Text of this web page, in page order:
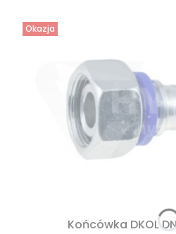
Okazja
Końcówka DKOL